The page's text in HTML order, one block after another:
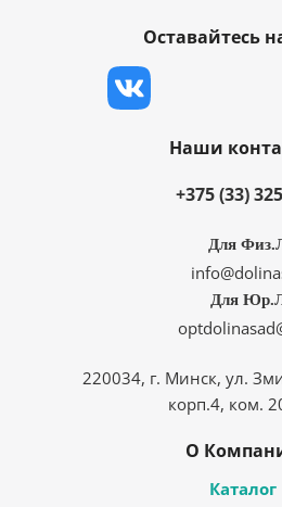
Оставайтесь
Наши
+375 (33)
Для
Для
220034, г. Минск, ул.
корп.4, ком.
О
Каталог